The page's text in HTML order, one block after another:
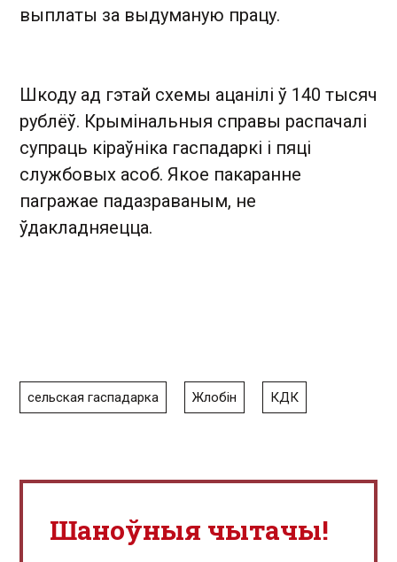
выплаты за выдуманую працу.
Шкоду ад гэтай схемы ацанілі ў 140 тысяч
рублёў. Крымінальныя справы распачалі
супраць кіраўніка гаспадаркі і пяці
службовых асоб. Якое пакаранне
пагражае падазраваным, не
ўдакладняецца.
сельская гаспадарка Жлобін КДК
Шаноўныя чытачы!